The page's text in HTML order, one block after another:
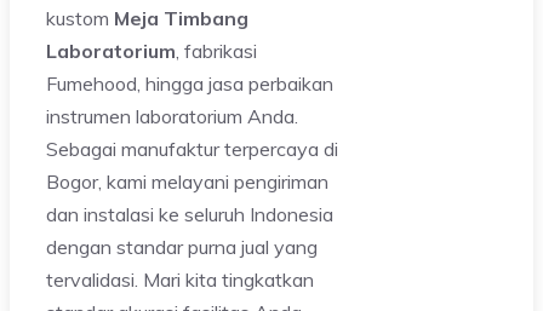
kustom Meja Timbang
Laboratorium, fabrikasi
Fumehood, hingga jasa perbaikan
instrumen laboratorium Anda.
Sebagai manufaktur terpercaya di
Bogor, kami melayani pengiriman
dan instalasi ke seluruh Indonesia
dengan standar purna jual yang
tervalidasi. Mari kita tingkatkan